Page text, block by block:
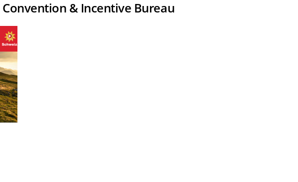
& Incentive Bureau